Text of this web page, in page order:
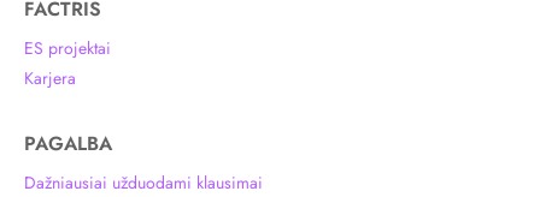
FACTRIS
ES projektai
Karjera
PAGALBA
Dažniausiai užduodami klausimai